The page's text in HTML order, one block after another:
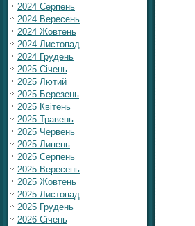
2024 Серпень
2024 Вересень
2024 Жовтень
2024 Листопад
2024 Грудень
2025 Січень
2025 Лютий
2025 Березень
2025 Квітень
2025 Травень
2025 Червень
2025 Липень
2025 Серпень
2025 Вересень
2025 Жовтень
2025 Листопад
2025 Грудень
2026 Січень